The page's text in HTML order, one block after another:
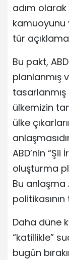
adım olarak
kamuoyunu
tür
Bu pakt,
planlanmış
ülkemizin
ülke
ABD’nin “Şii
oluşturma
Bu anlaşma
Daha düne
“katillikle”
bugün